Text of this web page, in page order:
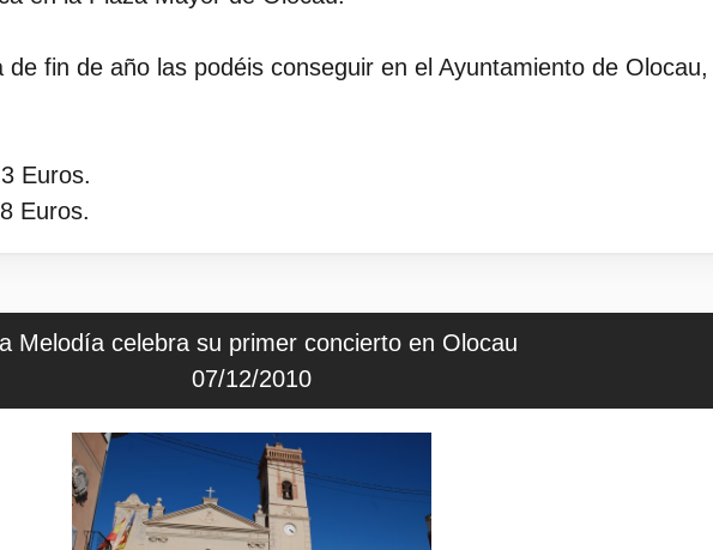
fin de año las podéis conseguir en el Ayuntamiento de
Euros.
Euros.
Melodía celebra su primer concierto en Olocau
07/12/2010